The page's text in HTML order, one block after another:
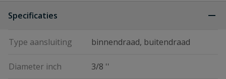
Specificaties
Type aansluiting binnendraad, buitendraad
Diameter inch 3/8 ''